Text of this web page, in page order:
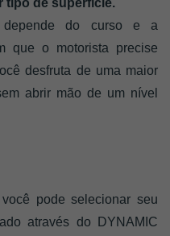
depende do curso e a
que o motorista precise
desfruta de uma maior
abrir mão de um nível
pode selecionar seu
através do DYNAMIC